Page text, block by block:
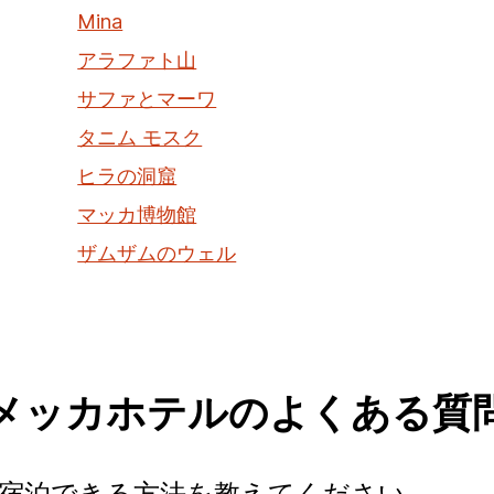
Mina
アラファト山
サファとマーワ
タニム モスク
ヒラの洞窟
マッカ博物館
ザムザムのウェル
ッカホテルのよくある質